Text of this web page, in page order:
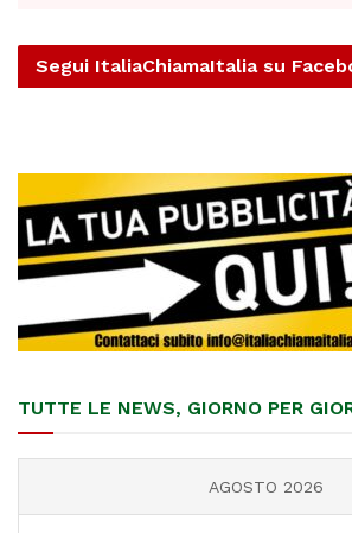
Segui ItaliaChiamaItalia su
TUTTE LE NEWS, GIORNO PER
AGOSTO 2026